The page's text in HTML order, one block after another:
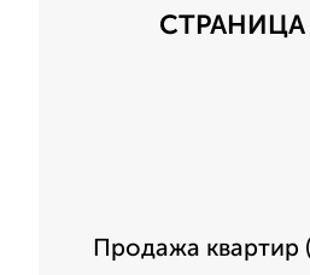
Продажа квартир